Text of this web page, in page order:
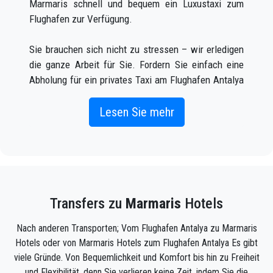
sich gegenüber dem Hauptterminal am anderen Ende
der Straße befinden.
Marmaris schnell und bequem ein Luxustaxi zum
Flughafen zur Verfügung.
Sie brauchen sich nicht zu stressen – wir erledigen
die ganze Arbeit für Sie. Fordern Sie einfach eine
Abholung für ein privates Taxi am Flughafen Antalya
zu Marmaris an (was sowohl online als auch
telefonisch möglich ist) und Sie werden von einem
Fahrer vor dem Ankunftsterminal mit Ihrem Namen
Ihren Namen und Ihre Handynummer ein, und das
verfolgen und ist da, wenn Sie aus dem Flugzeug
steigen, mit dem fahrbereiten Auto und einer
helfenden Hand, die bereit ist, Ihnen bei Ihrem zu
Lesen Sie mehr
Transfers zu Marmaris Hotels
Nach anderen Transporten; Vom Flughafen Antalya zu Marmaris
Hotels oder von Marmaris Hotels zum Flughafen Antalya Es gibt
viele Gründe. Von Bequemlichkeit und Komfort bis hin zu Freiheit